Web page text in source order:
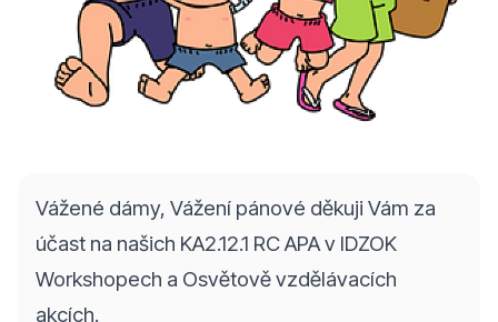
Vážené dámy, Vážení pánové děkuji Vám za
účast na našich KA2.12.1 RC APA v IDZOK
Workshopech a Osvětově vzdělávacích
akcích.